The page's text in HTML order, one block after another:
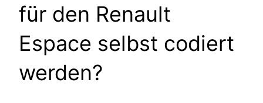
für den Renault
Espace selbst codiert
werden?